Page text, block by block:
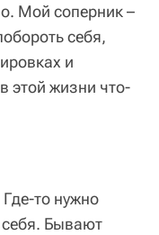
Мой соперник –
себя,
и
этой жизни что-
то нужно
себя. Бывают